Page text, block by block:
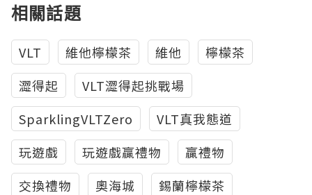
相關話題
VLT 維他檸檬茶 維他
檸檬茶
澀得起
VLT澀得起挑戰場
SparklingVLTZero
VLT真我態道
玩遊戲
玩遊戲贏禮物
贏禮物
交換禮物
奧海城
錫蘭檸檬茶